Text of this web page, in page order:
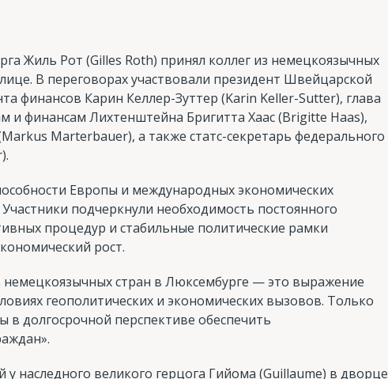
Жиль Рот (Gilles Roth) принял коллег из немецкоязычных
В переговорах участвовали президент Швейцарской
финансов Карин Келлер-Зуттер (Karin Keller-Sutter), глава
и финансам Лихтенштейна Бригитта Хаас (Brigitte Haas),
Marterbauer), а также статс-секретарь федерального
Европы и международных экономических
подчеркнули необходимость постоянного
процедур и стабильные политические рамки
рост.
стран в Люксембурге — это выражение
геополитических и экономических вызовов. Только
долгосрочной перспективе обеспечить
наследного великого герцога Гийома (Guillaume) в дворце